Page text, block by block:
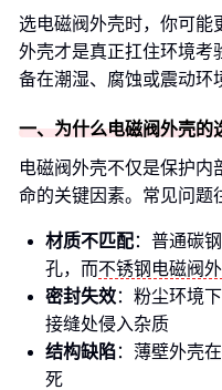
选电磁阀外壳时，你可能
外壳才是真正扛住环境
备在潮湿、腐蚀或震动环
一、为什么电磁阀外壳的
电磁阀外壳不仅是保护
命的关键因素。常见问题
材质不匹配：普通碳
孔，而不锈钢电磁阀
密封失效：粉尘环境
接缝处侵入杂质
结构缺陷：薄壁外壳
死